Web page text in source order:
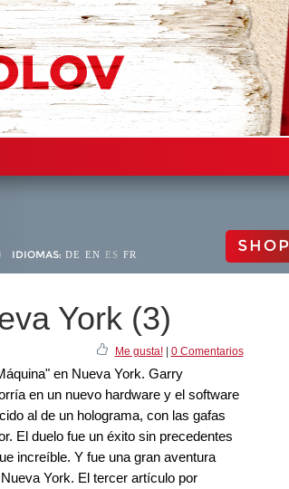
IDIOMAS: DE EN ES FR SHOP
York (3)
Me gusta!| 0 Comentarios
en Nueva York. Garry
en un nuevo hardware y el software
al de un holograma, con las gafas
El duelo fue un éxito sin precedentes
increíble. Y fue una gran aventura
York. El tercer artículo por